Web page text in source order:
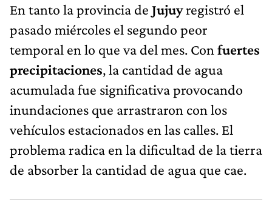
En tanto la provincia de Jujuyregistró el
pasado miércoles el segundo peor
temporal en lo que va del mes. Con fuertes
precipitaciones, la cantidad de agua
acumulada fue significativa provocando
inundaciones que arrastraron con los
vehículos estacionados en las calles. El
problema radica en la dificultad de la tierra
de absorber la cantidad de agua que cae.